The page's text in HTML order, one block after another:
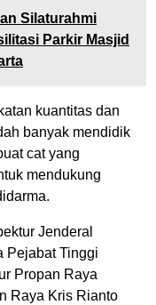
Silaturahmi
Parkir Masjid
kuantitas dan
banyak mendidik
cat yang
mendukung
Jenderal
Pejabat Tinggi
Propan Raya
Raya Kris Rianto